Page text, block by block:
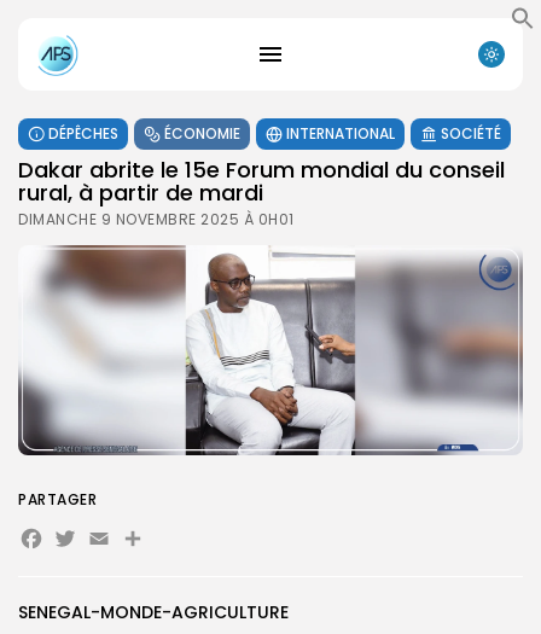
DÉPÊCHES ÉCONOMIE INTERNATIONAL SOCIÉTÉ
Dakar abrite le 15e Forum mondial du conseil
rural, à partir de mardi
DIMANCHE 9 NOVEMBRE 2025 À 0H01
SENEGAL-MONDE-AGRICULTURE
PARTAGER
Facebook
Twitter
EmailPartager